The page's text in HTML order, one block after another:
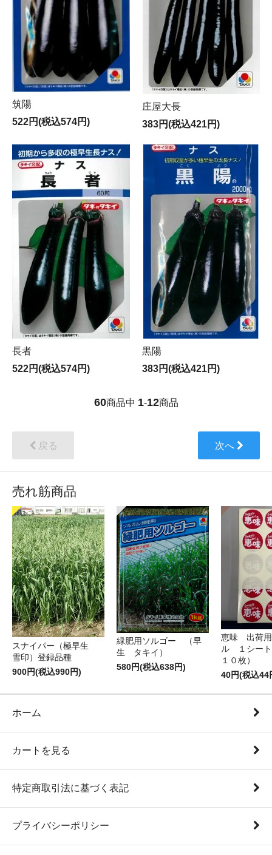
筑陽
522円(税込574円)
庄屋大長
383円(税込421円)
長者
522円(税込574円)
黒陽
383円(税込421円)
60商品中 1-12商品
戻る 次へ
売れ筋商品
スナイパー（極早生
雪印）登録品種
900円(税込990円)
緑肥用ソルゴー （早
生 タキイ）
580円(税込638円)
恵味 出荷
ル １シート
１０枚）
40円(税込44
ホーム
カートを見る
特定商取引法に基づく表記
プライバシーポリシー